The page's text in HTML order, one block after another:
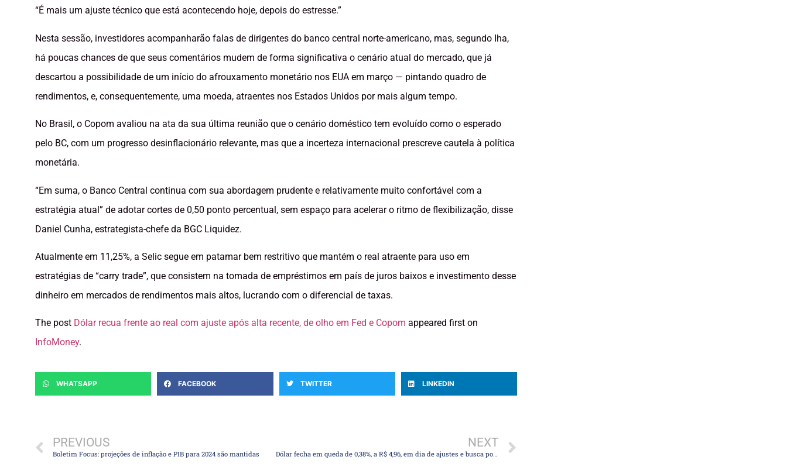
“É mais um ajuste técnico que está acontecendo hoje, depois do estresse.”
Nesta sessão, investidores acompanharão falas de dirigentes do banco central norte-americano, mas, segundo Iha,
há poucas chances de que seus comentários mudem de forma significativa o cenário atual do mercado, que já
descartou a possibilidade de um início do afrouxamento monetário nos EUA em março — pintando quadro de
rendimentos, e, consequentemente, uma moeda, atraentes nos Estados Unidos por mais algum tempo.
No Brasil, o Copom avaliou na ata da sua última reunião que o cenário doméstico tem evoluído como o esperado
pelo BC, com um progresso desinflacionário relevante, mas que a incerteza internacional prescreve cautela à política
monetária.
“Em suma, o Banco Central continua com sua abordagem prudente e relativamente muito confortável com a
estratégia atual” de adotar cortes de 0,50 ponto percentual, sem espaço para acelerar o ritmo de flexibilização, disse
Daniel Cunha, estrategista-chefe da BGC Liquidez.
Atualmente em 11,25%, a Selic segue em patamar bem restritivo que mantém o real atraente para uso em
estratégias de “carry trade”, que consistem na tomada de empréstimos em país de juros baixos e investimento desse
dinheiro em mercados de rendimentos mais altos, lucrando com o diferencial de taxas.
The post Dólar recua frente ao real com ajuste após alta recente, de olho em Fed e Copom appeared first on
InfoMoney.
WHATSAPP FACEBOOK TWITTER LINKEDIN
PREVIOUS
Boletim Focus: projeções de inflação e PIB para 2024 são mantidas
NEXT